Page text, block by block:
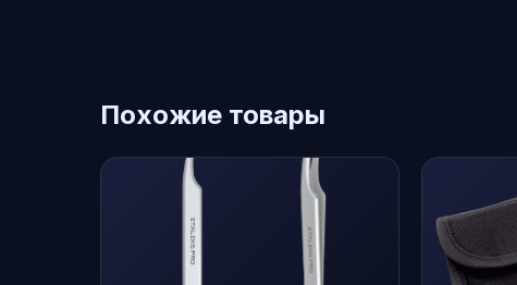
Похожие товары